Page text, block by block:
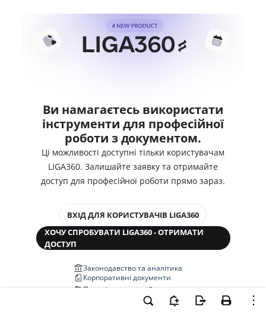
Ви намагаєтесь використати
інструменти для професійної
роботи з документом.
Ці можливості доступні тільки користувачам
LIGA360. Залишайте заявку та отримайте
доступ для професійної роботи прямо зараз.
ВХІД ДЛЯ КОРИСТУВАЧІВ LIGA360
ХОЧУ СПРОБУВАТИ LIGA360 - ОТРИМАТИ
ДОСТУП
Законодавство та аналітика
Корпоративні документи
Перевірка компаній та персон
Медіааналіз та репутація